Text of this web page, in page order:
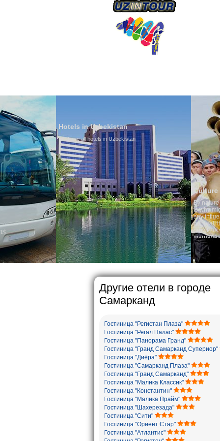
Hotels in Uzbekistan
We have all hotels in Uzbekistan
Culture of Uzbekistan
By nature Uzbeks prefer a
is why migration and
any influence on population
general, the level of the
growth is very high. In the
marriages is significantly high
percentage of divorce cases is
in the world. According to
family is regarded as
The usual Uzbek family,
rather big. On the average,
5-6 children.
Другие отели в городе
Самарканд
Гостиница "Регистан Плаза"
Гостиница "Регал Палас"
Гостиница "Панорама Гранд"
Гостиница "Гранд Самарканд Супериор"
Гостиница "Диёра"
Гостиница "Самарканд Плаза"
Гостиница "Гранд Самарканд"
Гостиница "Малика Классик"
Гостиница "Константин"
Гостиница "Малика Прайм"
Гостиница "Шахерезада"
Гостиница "Сити"
Гостиница "Ориент Стар"
Гостиница "Атлантис"